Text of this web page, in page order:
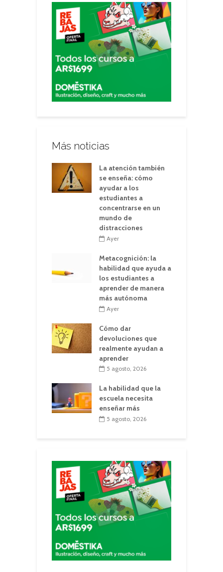
Más noticias
La atención también
se enseña: cómo
ayudar a los
estudiantes a
concentrarse en un
mundo de
distracciones
Ayer
Metacognición: la
habilidad que ayuda a
los estudiantes a
aprender de manera
más autónoma
Ayer
Cómo dar
devoluciones que
realmente ayudan a
aprender
5 agosto, 2026
La habilidad que la
escuela necesita
enseñar más
5 agosto, 2026